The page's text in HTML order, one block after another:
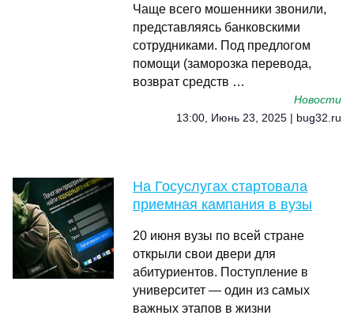
Чаще всего мошенники звонили,
представляясь банковскими
сотрудниками. Под предлогом
помощи (заморозка перевода,
возврат средств …
Новости
13:00, Июнь 23, 2025 | bug32.ru
На Госуслугах стартовала
приемная кампания в вузы
20 июня вузы по всей стране
открыли свои двери для
абитуриентов. Поступление в
университет — один из самых
важных этапов в жизни